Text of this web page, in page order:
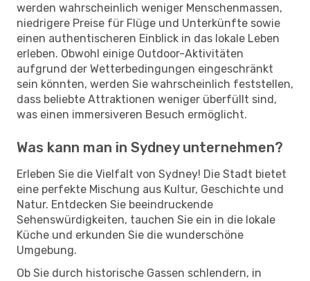
werden wahrscheinlich weniger Menschenmassen,
niedrigere Preise für Flüge und Unterkünfte sowie
einen authentischeren Einblick in das lokale Leben
erleben. Obwohl einige Outdoor-Aktivitäten
aufgrund der Wetterbedingungen eingeschränkt
sein könnten, werden Sie wahrscheinlich feststellen,
dass beliebte Attraktionen weniger überfüllt sind,
was einen immersiveren Besuch ermöglicht.
Was kann man in Sydney unternehmen?
Erleben Sie die Vielfalt von Sydney! Die Stadt bietet
eine perfekte Mischung aus Kultur, Geschichte und
Natur. Entdecken Sie beeindruckende
Sehenswürdigkeiten, tauchen Sie ein in die lokale
Küche und erkunden Sie die wunderschöne
Umgebung.
Ob Sie durch historische Gassen schlendern, in